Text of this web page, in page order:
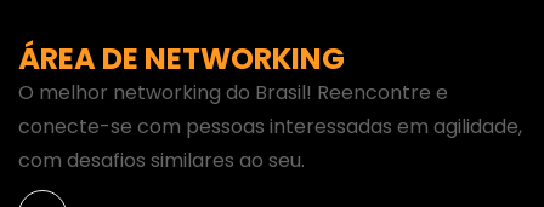
ÁREA DE NETWORKING
O melhor networking do Brasil! Reencontre e
conecte-se com pessoas interessadas em agilidade,
com desafios similares ao seu.